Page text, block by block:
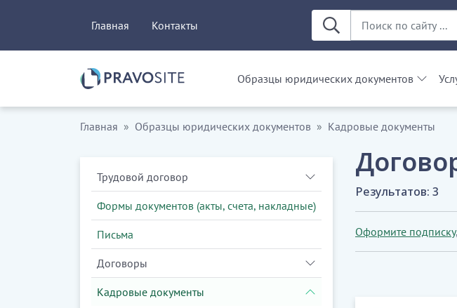
Главная Контакты
Образцы юридических документов
Главная Образцы юридических документов Кадровые документы
Трудовой договор
Формы документов (акты, счета, накладные)
Письма
Договоры
Кадровые документы
Результатов: 3
Оформите подписку